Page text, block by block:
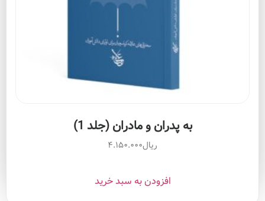
به پدران و مادران (جلد 1)
ریال۴.۱۵۰.۰۰۰
افزودن به سبد خرید